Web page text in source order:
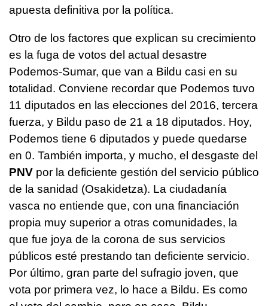
apuesta definitiva por la política.
Otro de los factores que explican su crecimiento
es la fuga de votos del actual desastre
Podemos-Sumar, que van a Bildu casi en su
totalidad. Conviene recordar que Podemos tuvo
11 diputados en las elecciones del 2016, tercera
fuerza, y Bildu paso de 21 a 18 diputados. Hoy,
Podemos tiene 6 diputados y puede quedarse
en 0. También importa, y mucho, el desgaste del
PNV por la deficiente gestión del servicio público
de la sanidad (Osakidetza). La ciudadanía
vasca no entiende que, con una financiación
propia muy superior a otras comunidades, la
que fue joya de la corona de sus servicios
públicos esté prestando tan deficiente servicio.
Por último, gran parte del sufragio joven, que
vota por primera vez, lo hace a Bildu. Es como